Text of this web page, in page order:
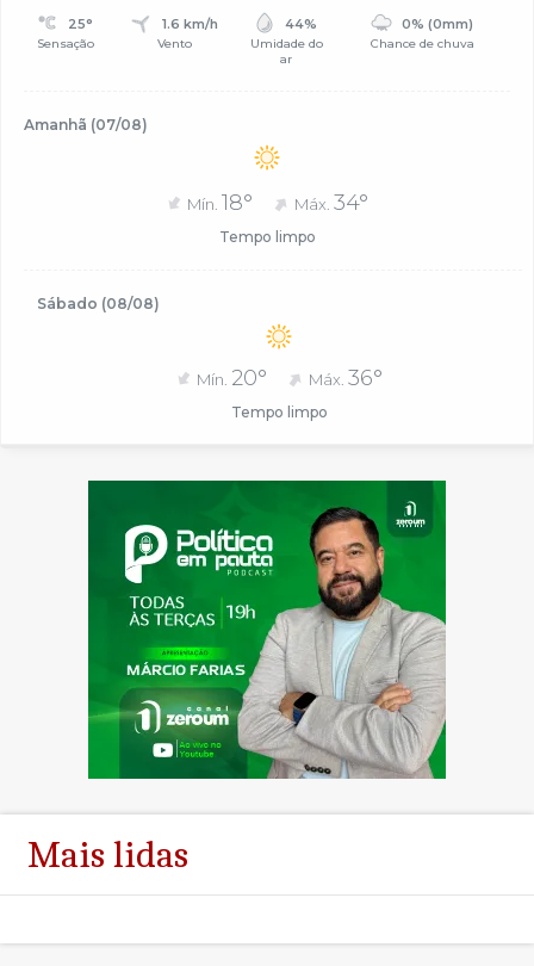
25°
Sensação
1.6 km/h
Vento
44%
Umidade do
ar
0% (0mm)
Chance de chuva
Amanhã (07/08)
Mín. 18° Máx. 34°
Tempo limpo
Sábado (08/08)
Mín. 20° Máx. 36°
Tempo limpo
Mais lidas